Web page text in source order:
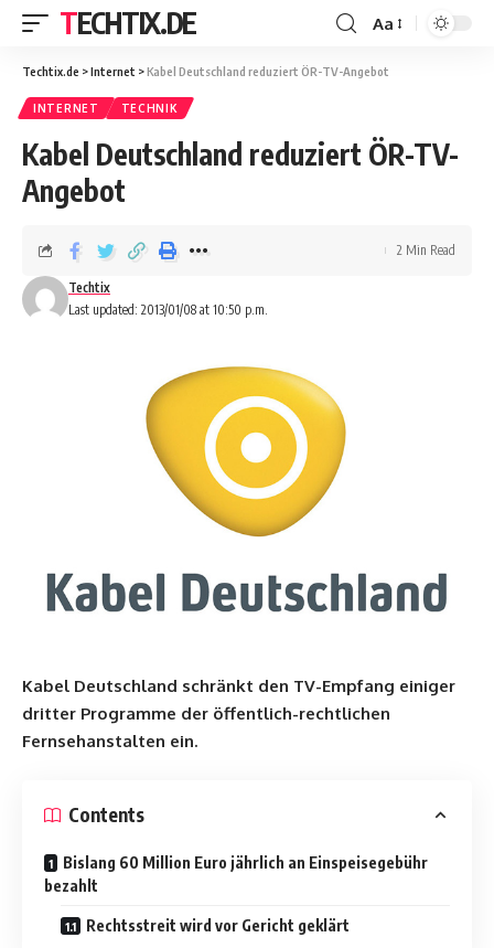
TECHTIX.DE Aa
Techtix.de >Internet >Kabel Deutschland reduziert ÖR-TV-Angebot
INTERNET TECHNIK
Kabel Deutschland reduziert ÖR-TV-
Angebot
Last updated: 2013/01/08 at 10:50 p.m.
Techtix
2 Min Read
Kabel Deutschland schränkt den TV-Empfang einiger
dritter Programme der öffentlich-rechtlichen
Fernsehanstalten ein.
Contents
Bislang 60 Million Euro jährlich an Einspeisegebühr
bezahlt
Rechtsstreit wird vor Gericht geklärt